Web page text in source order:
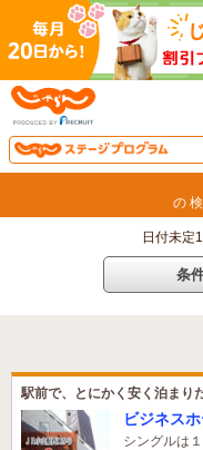
の
日付未定
条
駅前で、とにかく安く泊まり
ビジネス
シングルは